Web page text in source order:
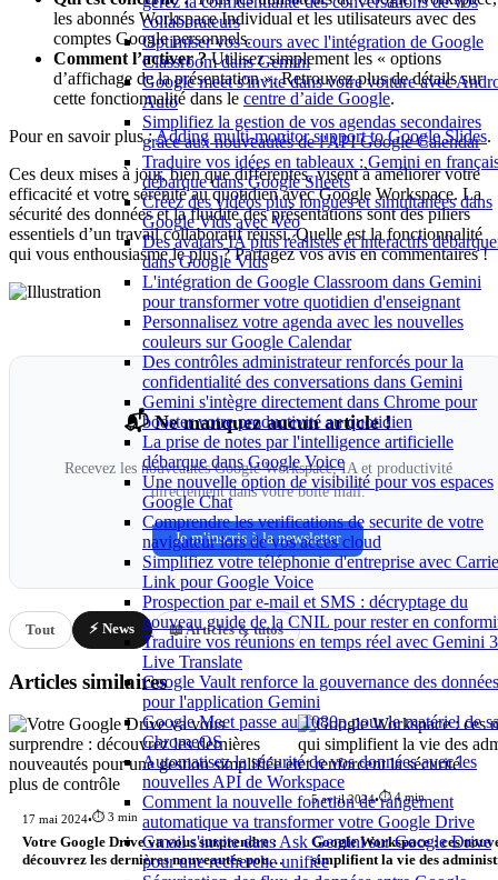
collaborateurs
Optimiser vos cours avec l'intégration de Google
Classroom dans Gemini
Google meet s'invite dans votre voiture avec
Auto
Simplifiez la gestion de vos agendas secondaires
grâce aux nouveautés de l'API Google Calendar
Traduire vos idées en tableaux : Gemini en
débarque dans Google Sheets
Créez des vidéos plus longues et simultanées dans
Google Vids avec Veo
Des avatars IA plus réalistes et interactifs
dans Google Vids
L'intégration de Google Classroom dans Gemini
pour transformer votre quotidien d'enseignant
Personnalisez votre agenda avec les nouvelles
couleurs sur Google Calendar
Des contrôles administrateur renforcés pour la
confidentialité des conversations dans Gemini
Gemini s'intègre directement dans Chrome pour
booster votre productivité au quotidien
La prise de notes par l'intelligence artificielle
débarque dans Google Voice
Une nouvelle option de visibilité pour vos espaces
Google Chat
Comprendre les verifications de securite de votre
navigateur lors de vos acces cloud
Simplifiez votre téléphonie d'entreprise avec
Link pour Google Voice
Prospection par e-mail et SMS : décryptage du
nouveau guide de la CNIL pour rester en
Traduire vos réunions en temps réel avec Gemini
Live Translate
Google Vault renforce la gouvernance des données
pour l'application Gemini
Google Meet passe au 1080p pour le matériel de
ChromeOS
Automatisez la sécurité de vos données avec les
nouvelles API de Workspace
Comment la nouvelle fonction de rangement
automatique va transformer votre Google Drive
Gmail s'invite dans Ask Gemini sur Google Drive
pour une recherche unifiée
les abonnés Workspace Individual et les utilisateurs avec des
comptes Google personnels.
Comment l’activer ?Utilisez simplement les « options
d’affichage de la présentation ». Retrouvez plus de détails sur
cette fonctionnalité dans le centre d’aide Google.
Pour en savoir plus :Adding multi-monitor support to Google Slides.
Ces deux mises à jour, bien que différentes, visent à améliorer votre
efficacité et votre sérénité au quotidien avec Google Workspace. La
sécurité des données et la fluidité des présentations sont des piliers
essentiels d’un travail collaboratif réussi. Quelle est la fonctionnalité
qui vous enthousiasme le plus ? Partagez vos avis en commentaires !
📬 Ne manquez aucun article !
Recevez les nouveautés Google Workspace, IA et productivité
directement dans votre boîte mail.
Je m'inscris à la newsletter
Tout ⚡ News 📖 Articles & tutos
Articles similaires
17 mai 2024•⏱️ 3 min
Votre Google Drive va vous surprendre :
découvrez les dernières nouveautés pour
5 avril 2024•⏱️ 4 min
Google Workspace : ces
simplifient la vie des